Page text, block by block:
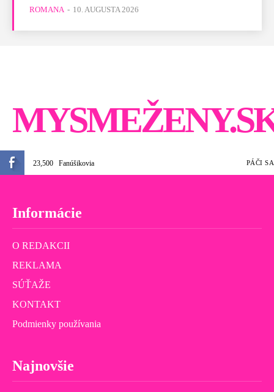
ROMANA - 10. AUGUSTA 2026
23,500 Fanúšikovia PÁČI SA
Informácie
O REDAKCII
REKLAMA
SÚŤAŽE
KONTAKT
Podmienky používania
Najnovšie